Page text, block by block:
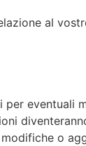
al
per eventuali
o